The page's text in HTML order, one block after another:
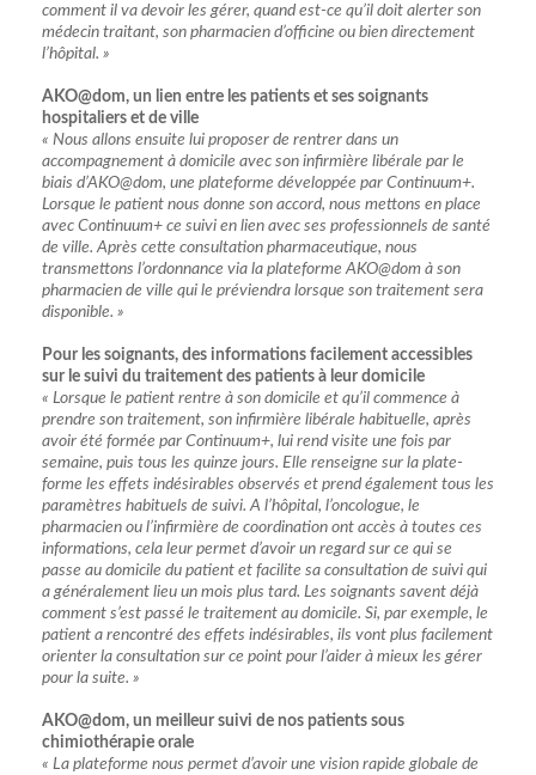
comment il va devoir les gérer, quand est-ce qu’il doit alerter son
médecin traitant, son pharmacien d’officine ou bien directement
l’hôpital. »
AKO@dom, un lien entre les patients et ses soignants
hospitaliers et de ville
« Nous allons ensuite lui proposer de rentrer dans un
accompagnement à domicile avec son infirmière libérale par le
biais d’AKO@dom, une plateforme développée par Continuum+.
Lorsque le patient nous donne son accord, nous mettons en place
avec Continuum+ ce suivi en lien avec ses professionnels de santé
de ville. Après cette consultation pharmaceutique, nous
transmettons l’ordonnance via la plateforme AKO@dom à son
pharmacien de ville qui le préviendra lorsque son traitement sera
disponible. »
Pour les soignants, des informations facilement accessibles
sur le suivi du traitement des patients à leur domicile
« Lorsque le patient rentre à son domicile et qu’il commence à
prendre son traitement, son infirmière libérale habituelle, après
avoir été formée par Continuum+, lui rend visite une fois par
semaine, puis tous les quinze jours. Elle renseigne sur la plate-
forme les effets indésirables observés et prend également tous les
paramètres habituels de suivi. A l’hôpital, l’oncologue, le
pharmacien ou l’infirmière de coordination ont accès à toutes ces
informations, cela leur permet d’avoir un regard sur ce qui se
passe au domicile du patient et facilite sa consultation de suivi qui
a généralement lieu un mois plus tard. Les soignants savent déjà
comment s’est passé le traitement au domicile. Si, par exemple, le
patient a rencontré des effets indésirables, ils vont plus facilement
orienter la consultation sur ce point pour l’aider à mieux les gérer
pour la suite. »
AKO@dom, un meilleur suivi de nos patients sous
chimiothérapie orale
« La plateforme nous permet d’avoir une vision rapide globale de